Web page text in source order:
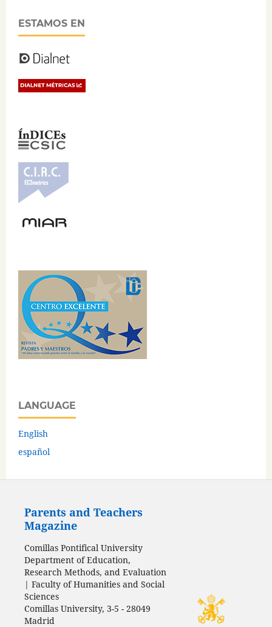
ESTAMOS EN
LANGUAGE
English
español
Parents and Teachers
Magazine
Comillas Pontifical University
Department of Education,
Research Methods, and Evaluation
| Faculty of Humanities and Social
Sciences
Comillas University, 3-5 - 28049
Madrid